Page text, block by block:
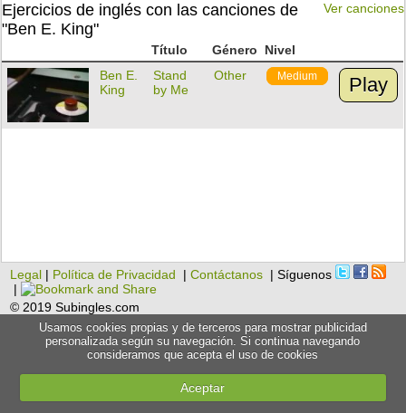
Ver canciones
Ejercicios de inglés con las canciones de
"Ben E. King"
Título Género
Nivel
Ben E.
King
Stand
by Me
Other Medium Play
Legal | Política de Privacidad |Contáctanos | Síguenos
|
© 2019 Subingles.com
Usamos cookies propias y de terceros para mostrar publicidad
personalizada según su navegación. Si continua navegando
consideramos que acepta el uso de cookies
Aceptar